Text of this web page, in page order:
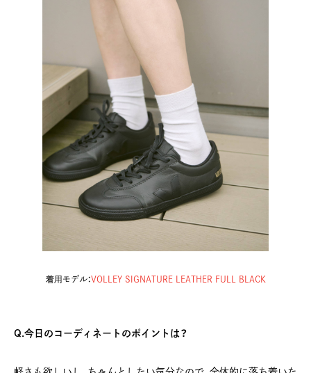
着用モデル：VOLLEY SIGNATURE LEATHER FULL BLACK
Q.今日のコーディネートのポイントは？